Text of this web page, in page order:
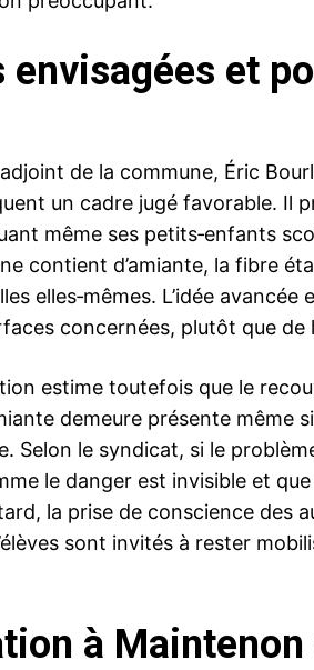
envisagées et
de la commune, Éric
un cadre jugé favorable. Il
même ses petits‑enfants
ne contient d’amiante, la fibre
elles‑mêmes. L’idée
concernées, plutôt que de
estime toutefois que le
demeure présente même
Selon le syndicat, si le
le danger est invisible et
la prise de conscience des
sont invités à rester
à Maintenon